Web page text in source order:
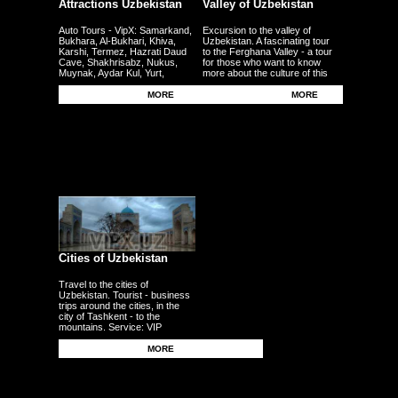
Attractions Uzbekistan
Auto Tours - VipX: Samarkand,
Bukhara, Al-Bukhari, Khiva,
Karshi, Termez, Hazrati Daud
Cave, Shakhrisabz, Nukus,
Muynak, Aydar Kul, Yurt,
Ferghana, Andijan, Namangan,
MORE
Valley of Uzbekistan
Excursion to the valley of
Uzbekistan. A fascinating tour
to the Ferghana Valley - a tour
for those who want to know
more about the culture of this
region - the fertile plains - the
Uzbek traditional craft.MORE
Cities of Uzbekistan
Travel to the cities of
Uzbekistan. Tourist - business
trips around the cities, in the
city of Tashkent - to the
mountains. Service: VIP
persons, delegations,
businessmen, tourists, guests,
corporate clients - individuals.
MORE